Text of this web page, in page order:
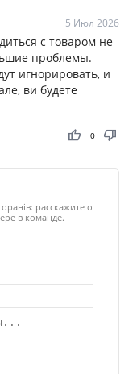
Ми
зарплату
5 Июл 2026
с товаром не
проблемы.
игнорировать, и
ви будете
thumb_up thumb_down
0
расскажите о
в команде.